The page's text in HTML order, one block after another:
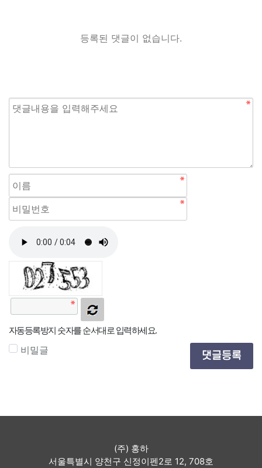
등록된 댓글이 없습니다.
자동등록방지 숫자를 순서대로 입력하세요.
비밀글 댓글등록
(주) 홍하
서울특별시 양천구 신정이펜2로 12, 708호